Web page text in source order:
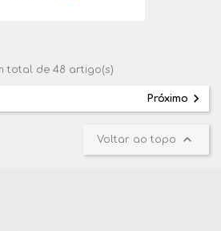
total de 48 artigo(s)
Próximo 
Voltar ao topo 